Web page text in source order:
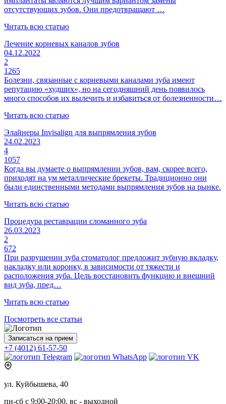
отсутствующих зубов. Они предотвращают …
Читать всю статью
Лечение корневых каналов зубов
04.12.2022
2
1265
Болезни, связанные с корневыми каналами зуба имеют
репутацию «худших», но на сегодняшний день появилось
много способов их вылечить и избавиться от болезненности…
Читать всю статью
Элайнеры Invisalign для выпрямления зубов
24.02.2023
4
1057
Когда вы думаете о выпрямлении зубов, вам, скорее всего,
приходят на ум металлические брекеты. Традиционно они
были единственными методами выпрямления зубов на рынке.
Читать всю статью
Процедура реставрации сломанного зуба
26.03.2023
2
672
При разрушении зуба стоматолог предложит зубную вкладку,
накладку или коронку, в зависимости от тяжести и
расположения зуба. Цель восстановить функцию и внешний
вид зуба, пред…
Читать всю статью
Посмотреть все статьи
Записаться на прием
+7 (4012) 61-57-50
ул. Куйбышева, 40
пн-сб с 9:00-20:00, вс - выходной